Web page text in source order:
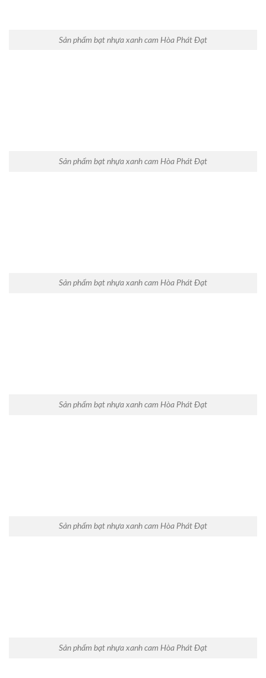
Sản phẩm bạt nhựa xanh cam Hòa Phát Đạt
Sản phẩm bạt nhựa xanh cam Hòa Phát Đạt
Sản phẩm bạt nhựa xanh cam Hòa Phát Đạt
Sản phẩm bạt nhựa xanh cam Hòa Phát Đạt
Sản phẩm bạt nhựa xanh cam Hòa Phát Đạt
Sản phẩm bạt nhựa xanh cam Hòa Phát Đạt